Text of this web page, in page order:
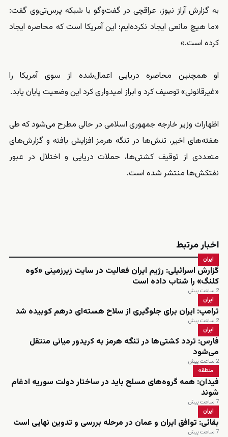
به گزارش آراز نیوز، عراقچی در گفت‌وگو با شبکه پرس‌تی‌وی گفت:
«ما هیچ مانعی ایجاد نکرده‌ایم؛ این آمریکا است که محاصره ایجاد
کرده است.»
او همچنین محاصره دریایی اعمال‌شده از سوی آمریکا را
«غیرقانونی» توصیف کرد و ابراز امیدواری کرد این وضعیت پایان یابد.
اظهارات وزیر خارجه جمهوری اسلامی در حالی مطرح می‌شود که طی
هفته‌های اخیر، تنش‌ها در تنگه هرمز افزایش یافته و گزارش‌های
متعددی از توقیف کشتی‌ها، حملات دریایی و اختلال در عبور
نفتکش‌ها منتشر شده است.
اخبار مرتبط
ایران
گزارش اسرائیلی: رژیم ایران فعالیت در سایت زیرزمینی «کوه
کلنگ» را شتاب داده است
2 ساعت پیش
ایران
ترامپ: ایران برای جلوگیری از سلاح هسته‌ای درهم کوبیده شد
2 ساعت پیش
ایران
فارس: تردد کشتی‌ها در تنگه هرمز به کریدور میانی منتقل
می‌شود
2 ساعت پیش
منطقه
فیدان: همه گروه‌های مسلح باید در ساختار دولت سوریه ادغام
شوند
7 ساعت پیش
ایران
بقائی: توافق ایران و عمان در مرحله بررسی و تدوین نهایی است
7 ساعت پیش